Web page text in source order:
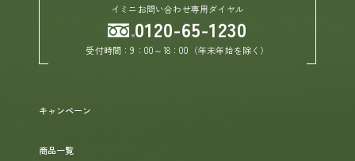
キャンペーン
商品一覧
イミニお問い合わせ専用ダイヤル
0120-65-1230
受付時間：9：00～18：00（年末年始を除く）